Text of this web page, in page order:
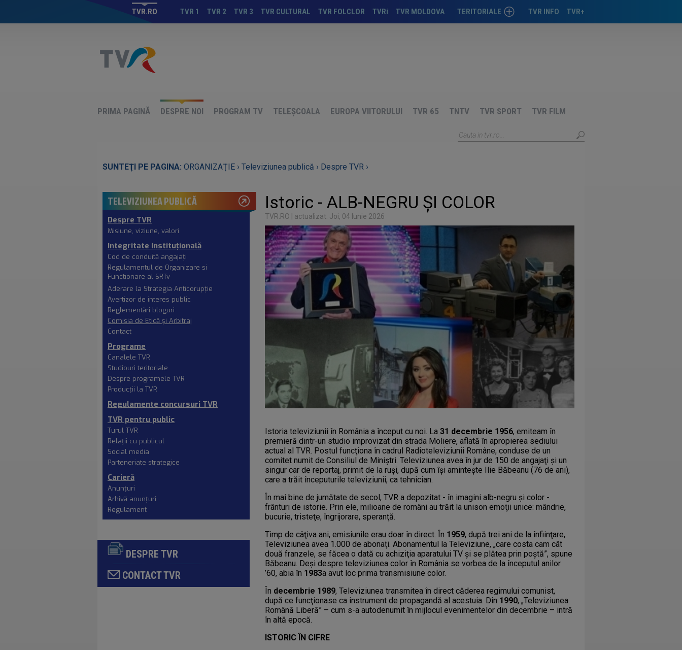
TVR+
TVR INFO
TERITORIALE
TÂRGU-MUREŞ
TVR MOLDOVA
TVRi
TVR FOLCLOR
TVR CULTURAL
TVR 3
TVR 2
TVR 1
TVR.RO
PRIMA PAGINĂ DESPRE NOI PROGRAM TV TELEȘCOALA EUROPA VIITORULUI TVR 65 TNTV TVR SPORT TVR FILM
SUNTEŢI PE PAGINA: ORGANIZAŢIE › Televiziunea publică › Despre TVR ›
TELEVIZIUNEA PUBLICĂ
Despre TVR
Misiune, viziune, valori
Integritate Instituțională
Cod de conduită angajaţi
Regulamentul de Organizare si
Functionare al SRTv
Aderare la Strategia Anticorupție
Avertizor de interes public
Reglementări bloguri
Comisia de Etică şi Arbitraj
Contact
Programe
Canalele TVR
Studiouri teritoriale
Despre programele TVR
Producţii la TVR
Regulamente concursuri TVR
TVR pentru public
Turul TVR
Relaţii cu publicul
Social media
Parteneriate strategice
Carieră
Anunţuri
Arhivă anunțuri
Regulament
DESPRE TVR
CONTACT TVR
Istoric - ALB-NEGRU ŞI COLOR
TVR.RO | actualizat: Joi, 04 Iunie 2026
Istoria televiziunii în România a început cu noi. La 31 decembrie 1956, emiteam în
premieră dintr-un studio improvizat din strada Moliere, aflată în apropierea sediului
actual al TVR. Postul funcţiona în cadrul Radioteleviziunii Române, conduse de un
comitet numit de Consiliul de Miniştri. Televiziunea avea în jur de 150 de angajaţi şi un
singur car de reportaj, primit de la ruşi, după cum îşi aminteşte Ilie Băbeanu (76 de ani),
care a trăit începuturile televiziunii, ca tehnician.
În mai bine de jumătate de secol, TVR a depozitat - în imagini alb-negru şi color -
frânturi de istorie. Prin ele, milioane de români au trăit la unison emoţii unice: mândrie,
bucurie, tristeţe, îngrijorare, speranţă.
Timp de câţiva ani, emisiunile erau doar în direct. În 1959, după trei ani de la înfiinţare,
Televiziunea avea 1.000 de abonaţi. Abonamentul la Televiziune, „care costa cam cât
două franzele, se făcea o dată cu achiziţia aparatului TV şi se plătea prin poştă”, spune
Băbeanu. Deşi despre televiziunea color în România se vorbea de la începutul anilor
’60, abia în 1983a avut loc prima transmisiune color.
În decembrie 1989, Televiziunea transmitea în direct căderea regimului comunist,
după ce funcţionase ca instrument de propagandă al acestuia. Din 1990, „Televiziunea
Română Liberă” – cum s-a autodenumit în mijlocul evenimentelor din decembrie – intră
în altă epocă.
ISTORIC ÎN CIFRE